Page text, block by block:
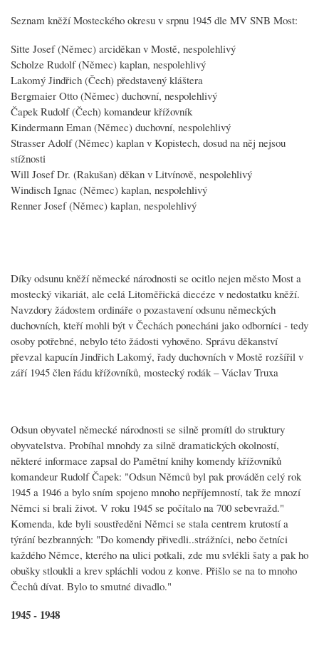
Seznam kněží Mosteckého okresu v srpnu 1945 dle MV SNB Most:
Sitte Josef (Němec) arciděkan v Mostě, nespolehlivý
Scholze Rudolf (Němec) kaplan, nespolehlivý
Lakomý Jindřich (Čech) představený kláštera
Bergmaier Otto (Němec) duchovní, nespolehlivý
Čapek Rudolf (Čech) komandeur křížovník
Kindermann Eman (Němec) duchovní, nespolehlivý
Strasser Adolf (Němec) kaplan v Kopistech, dosud na něj nejsou
stížnosti
Will Josef Dr. (Rakušan) děkan v Litvínově, nespolehlivý
Windisch Ignac (Němec) kaplan, nespolehlivý
Renner Josef (Němec) kaplan, nespolehlivý
Díky odsunu kněží německé národnosti se ocitlo nejen město Most a
mostecký vikariát, ale celá Litoměřická diecéze v nedostatku kněží.
Navzdory žádostem ordináře o pozastavení odsunu německých
duchovních, kteří mohli být v Čechách ponecháni jako odborníci - tedy
osoby potřebné, nebylo této žádosti vyhověno. Správu děkanství
převzal kapucín Jindřich Lakomý, řady duchovních v Mostě rozšířil v
září 1945 člen řádu křížovníků, mostecký rodák – Václav Truxa
Odsun obyvatel německé národnosti se silně promítl do struktury
obyvatelstva. Probíhal mnohdy za silně dramatických okolností,
některé informace zapsal do Pamětní knihy komendy křížovníků
komandeur Rudolf Čapek: "Odsun Němců byl pak prováděn celý rok
1945 a 1946 a bylo sním spojeno mnoho nepříjemností, tak že mnozí
Němci si brali život. V roku 1945 se počítalo na 700 sebevražd."
Komenda, kde byli soustředěni Němci se stala centrem krutostí a
týrání bezbranných: "Do komendy přivedli..strážníci, nebo četníci
každého Němce, kterého na ulici potkali, zde mu svlékli šaty a pak ho
obušky stloukli a krev spláchli vodou z konve. Přišlo se na to mnoho
Čechů dívat. Bylo to smutné divadlo."
1945 - 1948